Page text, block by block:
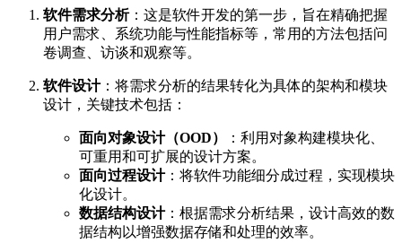
软件需求分析：这是软件开发的第一步，旨在精确把握
用户需求、系统功能与性能指标等，常用的方法包括问
卷调查、访谈和观察等。
软件设计：将需求分析的结果转化为具体的架构和模块
设计，关键技术包括：
面向对象设计（OOD）
：利用对象构建模块化、
可重用和可扩展的设计方案。
面向过程设计：将软件功能细分成过程，实现模块
化设计。
数据结构设计：根据需求分析结果，设计高效的数
据结构以增强数据存储和处理的效率。